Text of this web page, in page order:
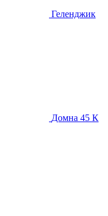
Геленджик
Домна 45 К